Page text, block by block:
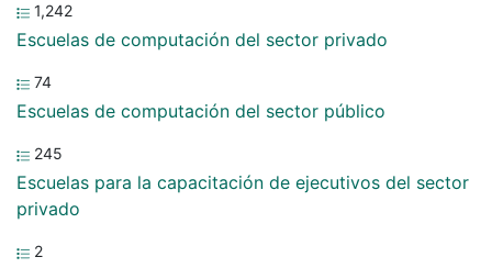
1,242
Escuelas de computación del sector privado
74
Escuelas de computación del sector público
245
Escuelas para la capacitación de ejecutivos del sector
privado
2